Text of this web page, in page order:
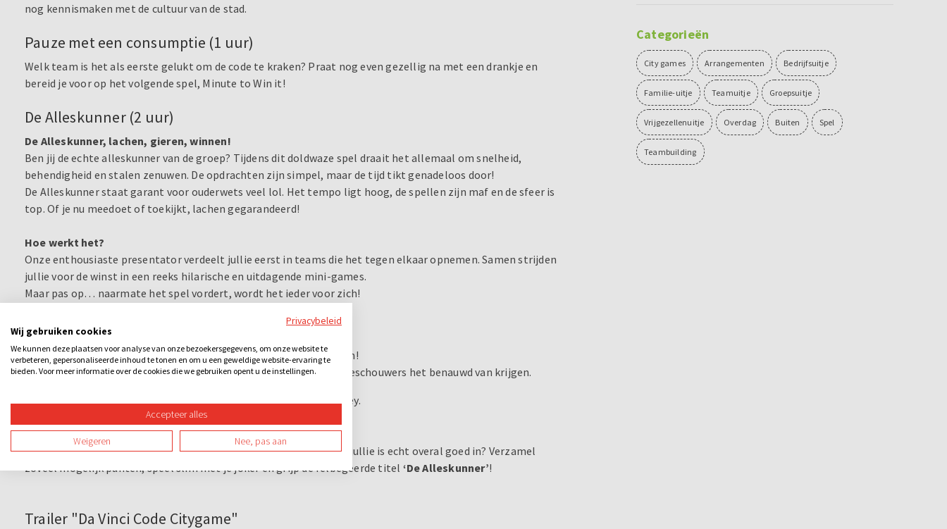
nog kennismaken met de cultuur van de stad.
Pauze met een consumptie (1 uur)
Welk team is het als eerste gelukt om de code te kraken? Praat nog even gezellig na met een drankje en
bereid je voor op het volgende spel, Minute to Win it!
De Alleskunner (2 uur)
De Alleskunner, lachen, gieren, winnen!
Ben jij de echte alleskunner van de groep? Tijdens dit doldwaze spel draait het allemaal om snelheid,
behendigheid en stalen zenuwen. De opdrachten zijn simpel, maar de tijd tikt genadeloos door!
De Alleskunner staat garant voor ouderwets veel lol. Het tempo ligt hoog, de spellen zijn maf en de sfeer is
top. Of je nu meedoet of toekijkt, lachen gegarandeerd!
Hoe werkt het?
Onze enthousiaste presentator verdeelt jullie eerst in teams die het tegen elkaar opnemen. Samen strijden
jullie voor de winst in een reeks hilarische en uitdagende mini-games.
Maar pas op… naarmate het spel vordert, wordt het ieder voor zich!
Denk aan opdrachten als:
Een koekje van je voorhoofd naar je mond bewegen, zonder handen!
In één minuut een behendigheidstest volbrengen waar zelfs de toeschouwers het benauwd van krijgen.
Iedere ronde levert punten op, dus concentratie en snelheid zijn key.
Wie kroont zich tot De Alleskunner?
Na een reeks knotsgekke opdrachten weten we het zeker: wie van jullie is echt overal goed in? Verzamel
zoveel mogelijk punten, speel slim met je joker en grijp de felbegeerde titel ‘De Alleskunner’!
Trailer "Da Vinci Code Citygame"
Categorieën
City games Arrangementen Bedrijfsuitje
Familie-uitje Teamuitje Groepsuitje
Vrijgezellenuitje Overdag Buiten Spel
Teambuilding
Privacybeleid
Wij gebruiken cookies
We kunnen deze plaatsen voor analyse van onze bezoekersgegevens, om onze website te
verbeteren, gepersonaliseerde inhoud te tonen en om u een geweldige website-ervaring te
bieden. Voor meer informatie over de cookies die we gebruiken opent u de instellingen.
Accepteer alles
Weigeren Nee, pas aan